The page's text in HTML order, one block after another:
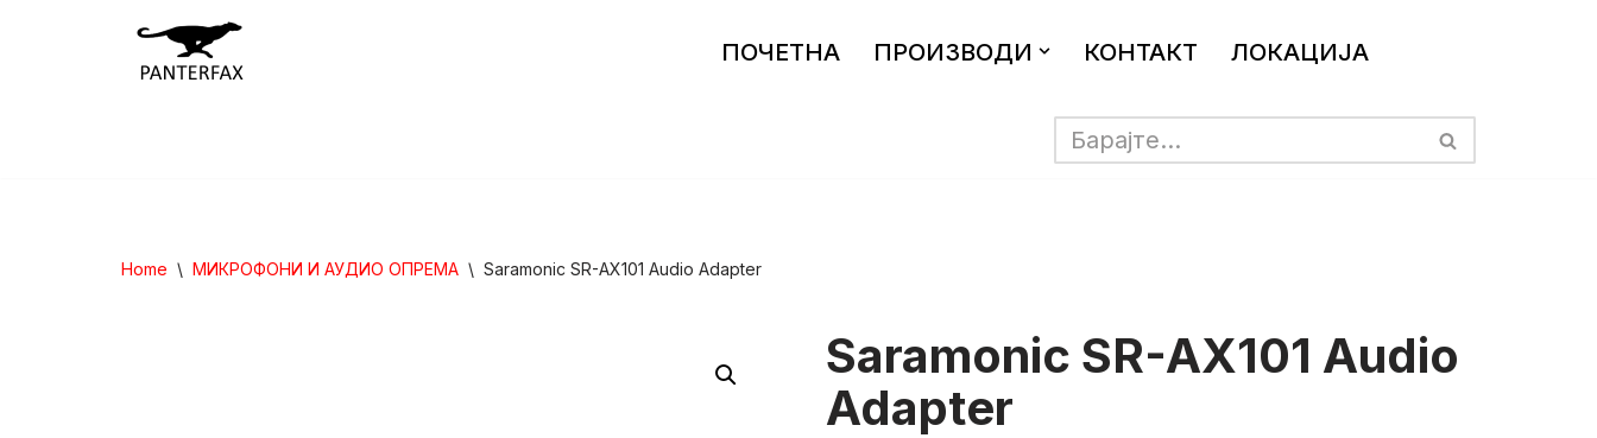
ПОЧЕТНА ПРОИЗВОДИ КОНТАКТ ЛОКАЦИЈА
Home \ МИКРОФОНИ И АУДИО ОПРЕМА \ Saramonic SR-AX101 Audio Adapter
Saramonic SR-AX101 Audio
Adapter